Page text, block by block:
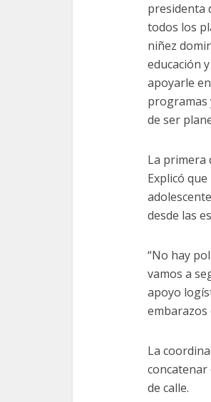
presidenta
todos los
niñez
educación
apoyarle
programas
de ser
La primera
Explicó
desde las
“No hay
vamos a
apoyo
embarazos
La
concatenar
de calle.